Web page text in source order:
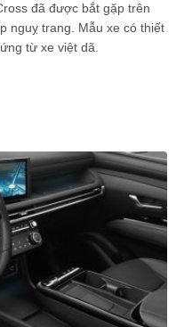
đã được bắt gặp trên
nguỵ trang. Mẫu xe có thiết
từ xe việt dã.